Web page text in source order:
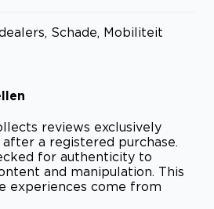
Schade, Mobiliteit
reviews exclusively
a registered purchase.
for authenticity to
and manipulation. This
experiences come from